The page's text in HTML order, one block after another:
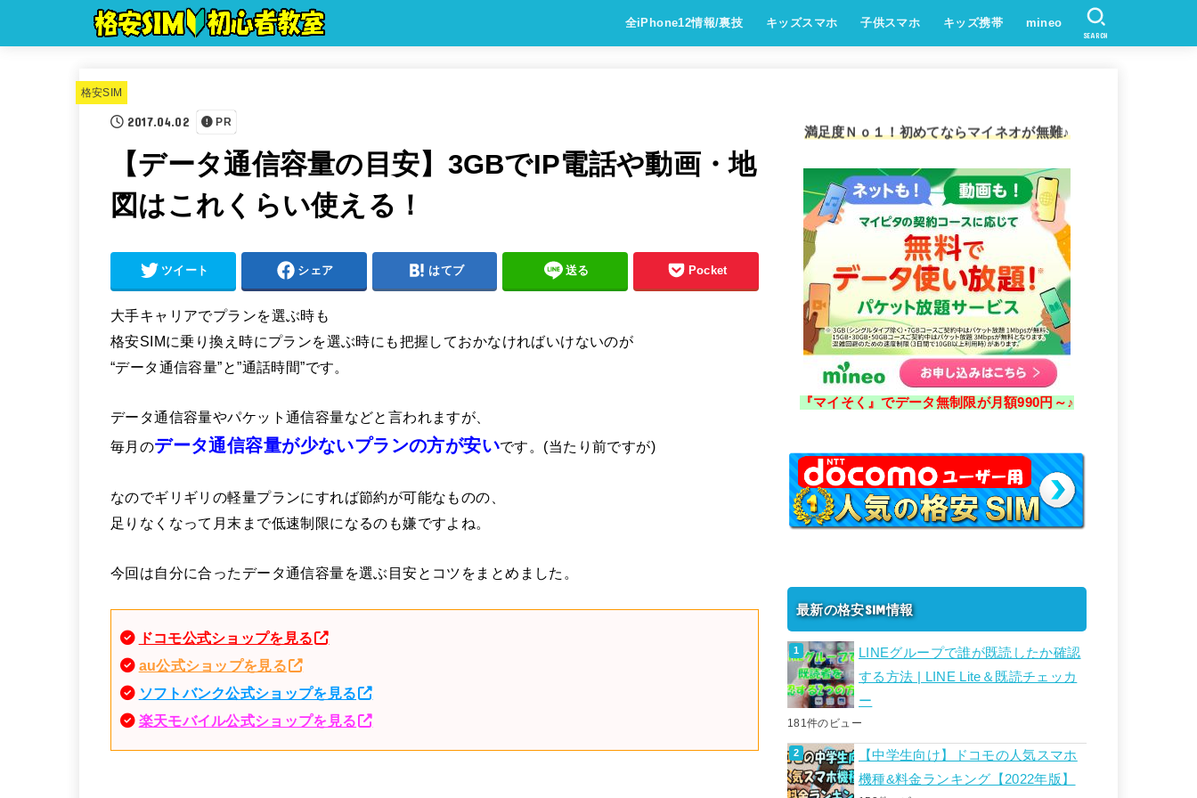
全iPhone12情報/裏技 キッズスマホ 子供スマホ キッズ携帯 mineo
SEARCH
格安SIM
2017.04.02 PR
【データ通信容量の目安】3GBでIP電話や動画・地
図はこれくらい使える！
ツイート シェア はてブ 送る Pocket
大手キャリアでプランを選ぶ時も
格安SIMに乗り換え時にプランを選ぶ時にも把握しておかなければいけないのが
“データ通信容量”と”通話時間”です。
データ通信容量やパケット通信容量などと言われますが、
毎月のデータ通信容量が少ないプランの方が安いです。(当たり前ですが)
なのでギリギリの軽量プランにすれば節約が可能なものの、
足りなくなって月末まで低速制限になるのも嫌ですよね。
今回は自分に合ったデータ通信容量を選ぶ目安とコツをまとめました。
ドコモ公式ショップを見る
au公式ショップを見る
ソフトバンク公式ショップを見る
楽天モバイル公式ショップを見る
満足度Ｎｏ１！初めてならマイネオが無難♪
『マイそく』でデータ無制限が月額990円～♪
最新の格安SIM情報
LINEグループで誰が既読したか確認
する方法 | LINE Lite＆既読チェッカ
ー
181件のビュー
【中学生向け】ドコモの人気スマホ
機種&料金ランキング【2022年版】